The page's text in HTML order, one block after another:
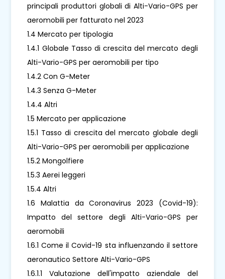
principali produttori globali di Alti-Vario-GPS per
aeromobili per fatturato nel 2023
1.4 Mercato per tipologia
1.4.1 Globale Tasso di crescita del mercato degli
Alti-Vario-GPS per aeromobili per tipo
1.4.2 Con G-Meter
1.4.3 Senza G-Meter
1.4.4 Altri
1.5 Mercato per applicazione
1.5.1 Tasso di crescita del mercato globale degli
Alti-Vario-GPS per aeromobili per applicazione
1.5.2 Mongolfiere
1.5.3 Aerei leggeri
1.5.4 Altri
1.6 Malattia da Coronavirus 2023 (Covid-19):
Impatto del settore degli Alti-Vario-GPS per
aeromobili
1.6.1 Come il Covid-19 sta influenzando il settore
aeronautico Settore Alti-Vario-GPS
1.6.1.1 Valutazione dell'impatto aziendale del